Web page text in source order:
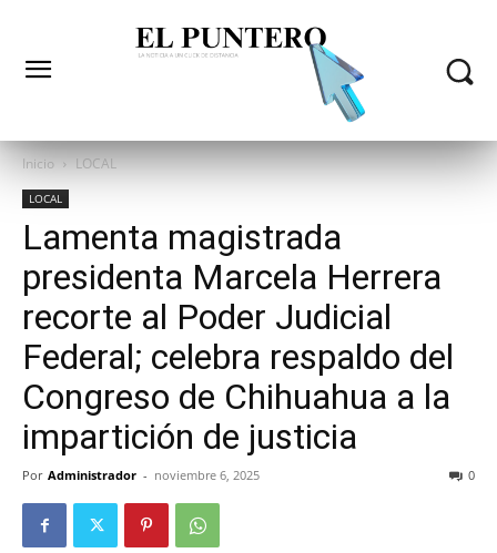
Inicio LOCAL
LOCAL
Lamenta magistrada
presidenta Marcela Herrera
recorte al Poder Judicial
Federal; celebra respaldo del
Congreso de Chihuahua a la
impartición de justicia
Por Administrador - noviembre 6, 2025 0